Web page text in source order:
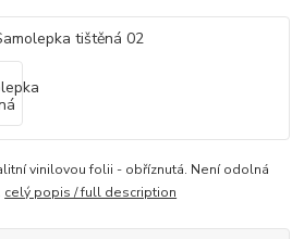
vinilovou folii - obříznutá. Není odolná
celý popis / full description